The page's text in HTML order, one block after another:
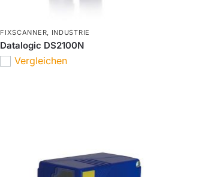
FIXSCANNER, INDUSTRIE
Datalogic DS2100N
Vergleichen